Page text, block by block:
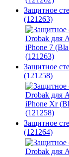
Защитное
(121263)
Защитное
(121258)
Защитное
(121264)